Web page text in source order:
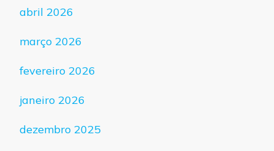
abril 2026
março 2026
fevereiro 2026
janeiro 2026
dezembro 2025